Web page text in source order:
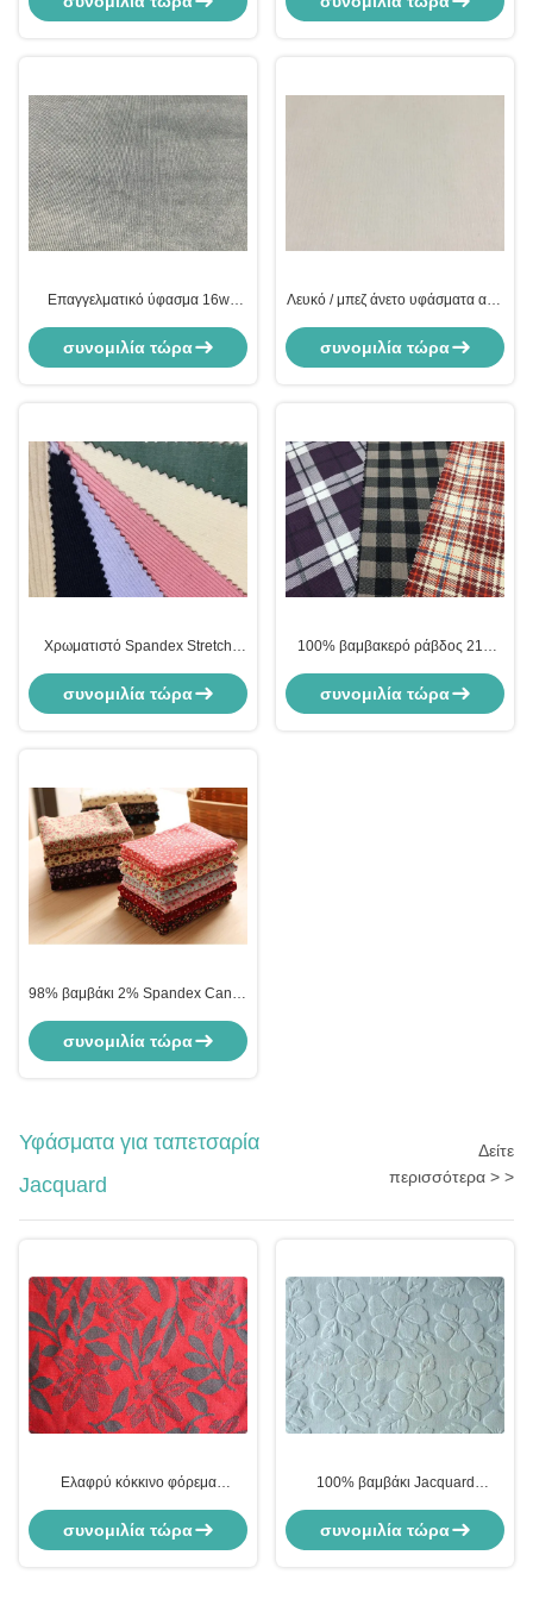
Επαγγελματικό ύφασμα 16w
συνομιλία τώρα
Λευκό / μπεζ άνετο υφάσματα από
συνομιλία τώρα
Χρωματιστό Spandex Stretch
συνομιλία τώρα
100% βαμβακερό ράβδος 21w
συνομιλία τώρα
98% βαμβάκι 2% Spandex Candy
συνομιλία τώρα
Υφάσματα για ταπετσαρία
Jacquard
Δείτε
περισσότερα > >
Ελαφρύ κόκκινο φόρεμα
ύφασμα από την αυλή
συνομιλία τώρα
100% βαμβάκι Jacquard
Υφάσματα επένδυσης
συνομιλία τώρα